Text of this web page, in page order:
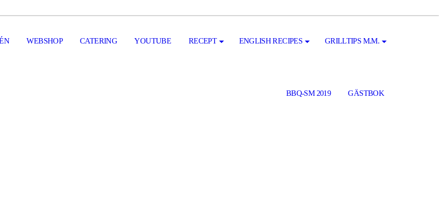
WEBSHOP CATERING YOUTUBE RECEPT ENGLISH RECIPES GRILLTIPS M.M.
BBQ-SM 2019 GÄSTBOK